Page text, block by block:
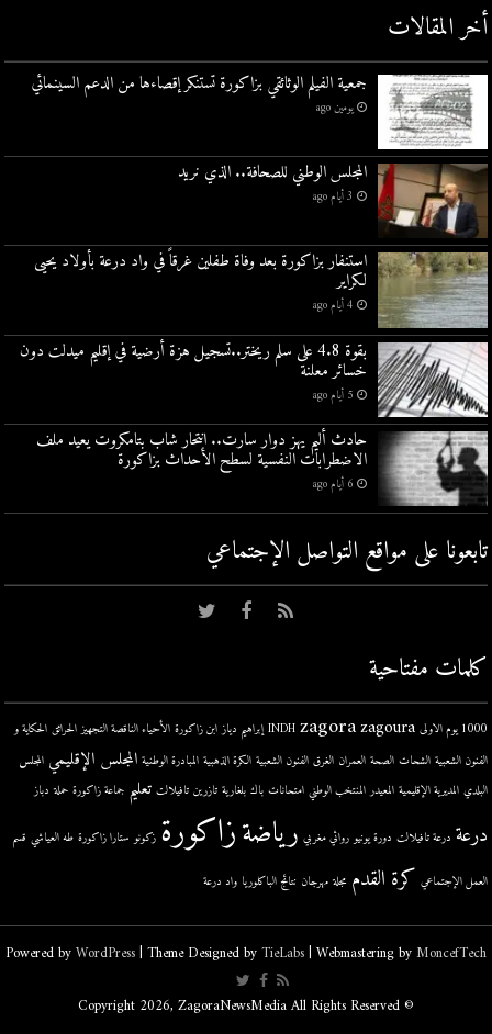
أخر المقالات
جمعية الفيلم الوثائقي بزاكورة تستنكر إقصاءها من الدعم السينمائي
يومين ago
المجلس الوطني للصحافة.. الذي نريد
3 أيام ago
استنفار بزاكورة بعد وفاة طفلين غرقاً في واد درعة بأولاد يحيى
لكراير
4 أيام ago
بقوة 4.8 على سلم ريختر..تسجيل هزة أرضية في إقليم ميدلت دون
خسائر معلنة
5 أيام ago
حادث أليم يهز دوار سارت.. انتحار شاب بتامكروت يعيد ملف
الاضطرابات النفسية لسطح الأحداث بزاكورة
6 أيام ago
تابعونا على مواقع التواصل اﻹجتماعي
كلمات مفتاحية
1000 يوم الاولى INDH zagora zagoura إبراهيم دياز ابن زاكورة الأحياء الناقصة التجهيز الحرائق الحكاية و
الفنون الشعبية الشحات الصحة العمران الغرق الفنون الشعبية الكرة الذهبية المبادرة الوطنية المجلس الإقليمي المجلس
البلدي المديرية الإقليمية المعيدر المنتخب الوطني امتحانات باك بلغارية تازرين تافيلالت تعليم جماعة زاكورة حملة دباز
درعة درعة تافيلالت دورة يونيو روائي مغربي رياضةزاكورة زكونو ستارا زاكورة طه العياشي قسم
العمل الإجتماعي كرة القدم مجلة مهرجان نتائج الباكلوريا واد درعة
Powered byWordPress| Theme Designed byTieLabs| Webmastering byMoncefTech
© Copyright 2026, ZagoraNewsMedia All Rights Reserved